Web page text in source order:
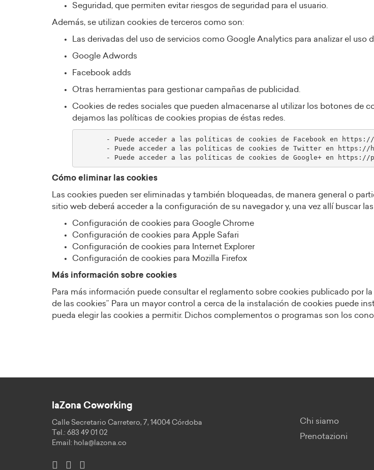
Seguridad, que permiten evitar riesgos de seguridad para el usuario.
Además, se utilizan cookies de terceros como son:
Las derivadas del uso de servicios como Google Analytics para analizar el
Google Adwords
Facebook adds
Otras herramientas para gestionar campañas de publicidad.
Cookies de redes sociales que pueden almacenarse al utilizar los botones de
dejamos las políticas de cookies propias de éstas redes.
Cómo eliminar las cookies
Las cookies pueden ser eliminadas y también bloqueadas, de manera general o
sitio web deberá acceder a la configuración de su navegador y, una vez allí buscar
Configuración de cookies para Google Chrome
Configuración de cookies para Apple Safari
Configuración de cookies para Internet Explorer
Configuración de cookies para Mozilla Firefox
Más información sobre cookies
Para más información puede consultar el reglamento sobre cookies publicado por
de las cookies” Para un mayor control a cerca de la instalación de cookies puede
pueda elegir las cookies a permitir. Dichos complementos o programas son los
laZona Coworking
Calle Secretario Carretero, 7, 14004 Córdoba
Tel.: 683 49 01 02
Email: hola@lazona.co
Chi siamo
Prenotazioni